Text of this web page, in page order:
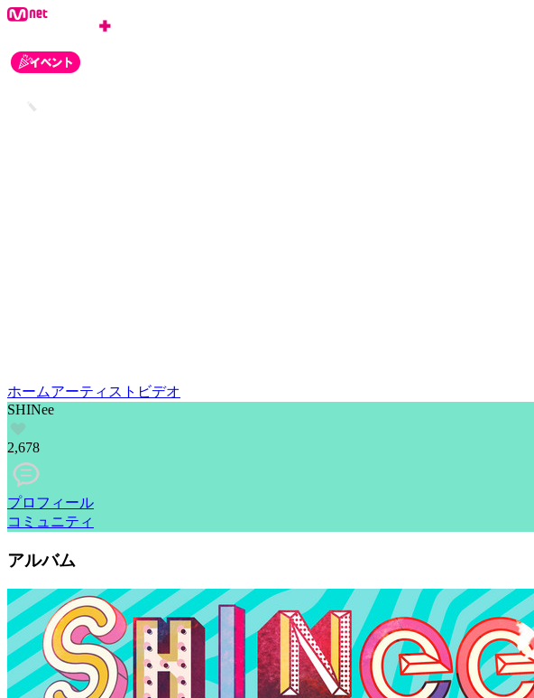
ホームアーティスト ビデオ
SHINee
2,678
プロフィール
コミュニティ
アルバム